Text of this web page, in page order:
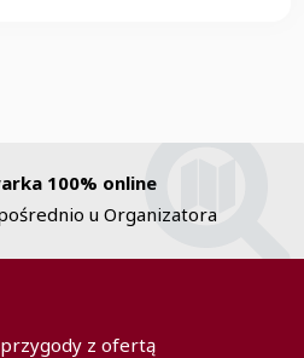
100% online
u Organizatora
z ofertą